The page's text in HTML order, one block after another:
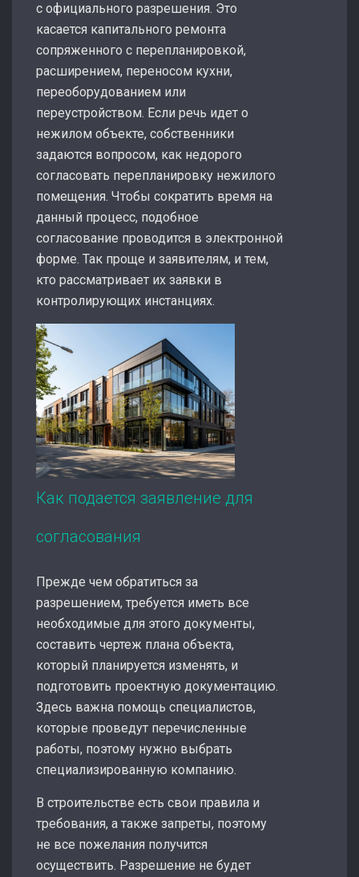
с официального разрешения. Это
касается капитального ремонта
сопряженного с перепланировкой,
расширением, переносом кухни,
переоборудованием или
переустройством. Если речь идет о
нежилом объекте, собственники
задаются вопросом, как недорого
согласовать перепланировку нежилого
помещения. Чтобы сократить время на
данный процесс, подобное
согласование проводится в электронной
форме. Так проще и заявителям, и тем,
кто рассматривает их заявки в
контролирующих инстанциях.
Как подается заявление для
согласования
Прежде чем обратиться за
разрешением, требуется иметь все
необходимые для этого документы,
составить чертеж плана объекта,
который планируется изменять, и
подготовить проектную документацию.
Здесь важна помощь специалистов,
которые проведут перечисленные
работы, поэтому нужно выбрать
специализированную компанию.
В строительстве есть свои правила и
требования, а также запреты, поэтому
не все пожелания получится
осуществить. Разрешение не будет